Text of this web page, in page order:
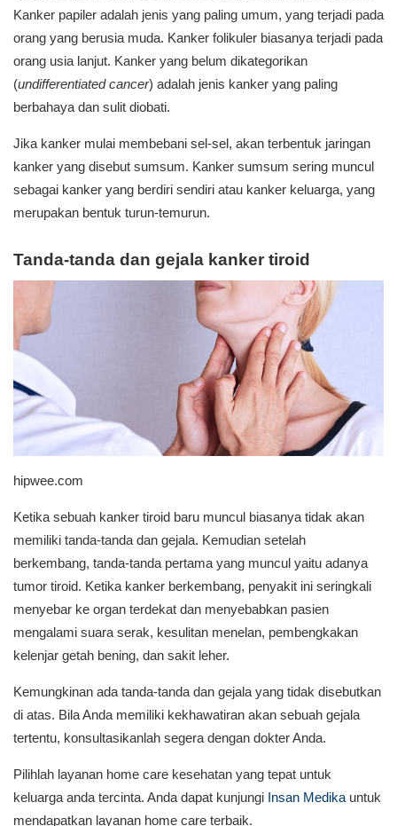
Kanker papiler adalah jenis yang paling umum, yang terjadi pada
orang yang berusia muda. Kanker folikuler biasanya terjadi pada
orang usia lanjut. Kanker yang belum dikategorikan
(undifferentiated cancer) adalah jenis kanker yang paling
berbahaya dan sulit diobati.
Jika kanker mulai membebani sel-sel, akan terbentuk jaringan
kanker yang disebut sumsum. Kanker sumsum sering muncul
sebagai kanker yang berdiri sendiri atau kanker keluarga, yang
merupakan bentuk turun-temurun.
Tanda-tanda dan gejala kanker tiroid
hipwee.com
Ketika sebuah kanker tiroid baru muncul biasanya tidak akan
memiliki tanda-tanda dan gejala. Kemudian setelah
berkembang, tanda-tanda pertama yang muncul yaitu adanya
tumor tiroid. Ketika kanker berkembang, penyakit ini seringkali
menyebar ke organ terdekat dan menyebabkan pasien
mengalami suara serak, kesulitan menelan, pembengkakan
kelenjar getah bening, dan sakit leher.
Kemungkinan ada tanda­-tanda dan gejala yang tidak disebutkan
di atas. Bila Anda memiliki kekhawatiran akan sebuah gejala
tertentu, konsultasikanlah segera dengan dokter Anda.
Pilihlah layanan home care kesehatan yang tepat untuk
keluarga anda tercinta. Anda dapat kunjungi Insan Medika untuk
mendapatkan layanan home care terbaik.